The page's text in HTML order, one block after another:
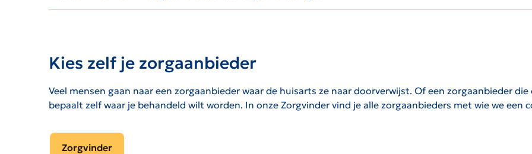
Kies zelf je zorgaanbieder
Veel mensen gaan naar een zorgaanbieder waar de huisarts ze naar doorverwijst. Of een zorgaanbieder
bepaalt zelf waar je behandeld wilt worden. In onze Zorgvinder vind je alle zorgaanbieders met wie we een
Zorgvinder